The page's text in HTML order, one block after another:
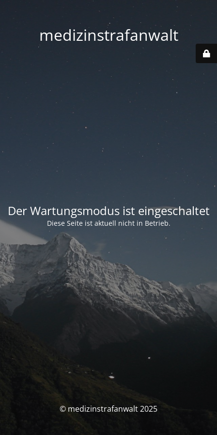
medizinstrafanwalt
Der Wartungsmodus ist eingeschaltet
Diese Seite ist aktuell nicht in Betrieb.
© medizinstrafanwalt 2025